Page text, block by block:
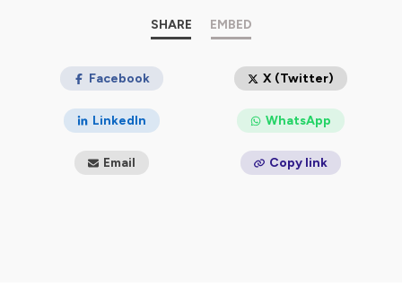
de multiples angles, vous trouverez avec
Des rendez-vous régulier pour suivre l'actualité et la
Des émissions pour parler des sorties VO/VF
Mais également des émissions ponctuelles
culture comics en France et ailleurs (le format
SHARE EMBED
Facebook X (Twitter)
LinkedIn WhatsApp
Email Copy link